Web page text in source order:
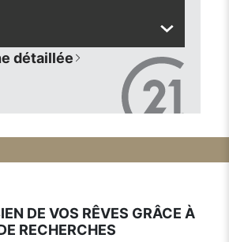
détaillée
DE VOS RÊVES GRÂCE À
RECHERCHES